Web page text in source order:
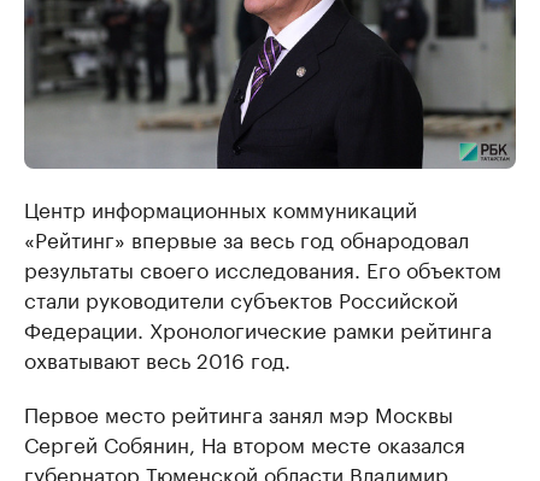
Центр информационных коммуникаций
«Рейтинг» впервые за весь год обнародовал
результаты своего исследования. Его объектом
стали руководители субъектов Российской
Федерации. Хронологические рамки рейтинга
охватывают весь 2016 год.
Первое место рейтинга занял мэр Москвы
Сергей Собянин, На втором месте оказался
губернатор Тюменской области Владимир